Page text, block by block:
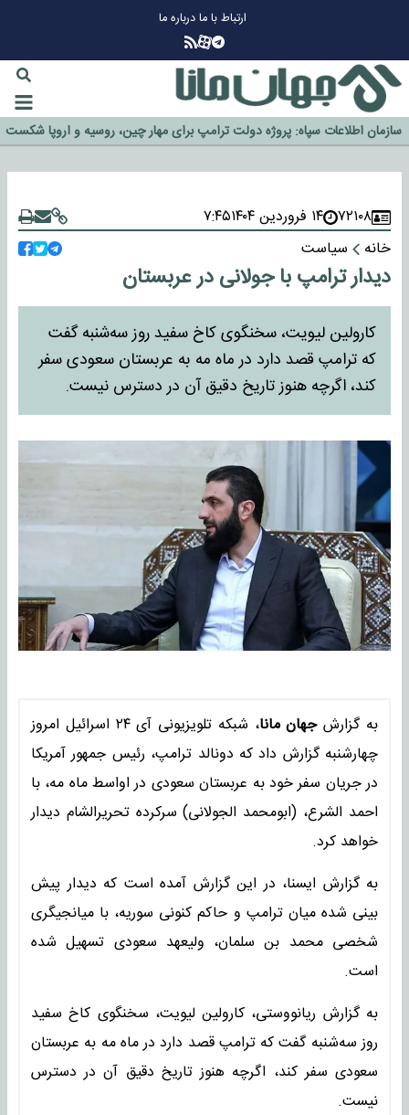
ارتباط با مادرباره ما
گزینه جدایی اوسمار روی میز مدیران پرسپولیس
آیا رئیس جمهور آمریکا قانون را دور می‌زند؟
اخراج رسمی چهره نامدار از پرسپولیس
سازمان اطلاعات سپاه: پروژه دولت ترامپ برای مهار چین، روسیه و اروپا شکست
خورد
۷۲۱۰۸ ۱۴ فروردین ۱۴۰۴
۷:۴۵
خانه
سیاست
دیدار ترامپ با جولانی در عربستان
کارولین لیویت، سخنگوی کاخ سفید روز سه‌شنبه گفت
که ترامپ قصد دارد در ماه مه به عربستان سعودی سفر
کند، اگرچه هنوز تاریخ دقیق آن در دسترس نیست.
به گزارشجهان مانا
، شبکه تلویزیونی آی ۲۴ اسرائیل امروز
چهارشنبه گزارش داد که دونالد ترامپ، رئیس جمهور آمریکا
در جریان سفر خود به عربستان سعودی در اواسط ماه مه، با
احمد الشرع، (ابومحمد الجولانی) سرکرده تحریرالشام دیدار
خواهد کرد.
به گزارش ایسنا، در این گزارش آمده است که دیدار پیش
بینی شده میان ترامپ و حاکم کنونی سوریه، با میانجیگری
شخصی محمد بن سلمان، ولیعهد سعودی تسهیل شده
است.
به گزارش ریانووستی، کارولین لیویت، سخنگوی کاخ سفید
روز سه‌شنبه گفت که ترامپ قصد دارد در ماه مه به عربستان
سعودی سفر کند، اگرچه هنوز تاریخ دقیق آن در دسترس
نیست.